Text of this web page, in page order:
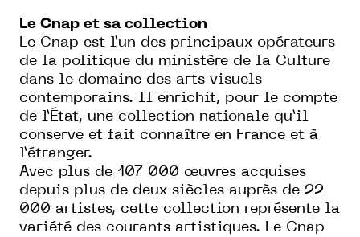
Le Cnap et sa collection
Le Cnap est l’un des principaux opérateurs
de la politique du ministère de la Culture
dans le domaine des arts visuels
contemporains. Il enrichit, pour le compte
de l’État, une collection nationale qu’il
conserve et fait connaître en France et à
l’étranger.
Avec plus de 107 000 œuvres acquises
depuis plus de deux siècles auprès de 22
000 artistes, cette collection représente la
variété des courants artistiques. Le Cnap